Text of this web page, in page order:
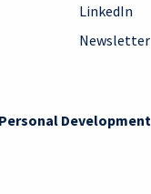
LinkedIn
Newsletter
Development